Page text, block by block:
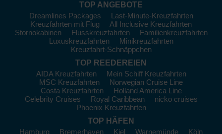
TOP ANGEBOTE
Dreamlines Packages
Last-Minute-Kreuzfahrten
Kreuzfahrten mit Flug
All Inclusive Kreuzfahrten
Stornokabinen
Flusskreuzfahrten
Familienkreuzfahrten
Luxuskreuzfahrten
Minikreuzfahrten
Kreuzfahrt-Schnäppchen
TOP REEDEREIEN
AIDA Kreuzfahrten
Mein Schiff Kreuzfahrten
MSC Kreuzfahrten
Norwegian Cruise Line
Costa Kreuzfahrten
Holland America Line
Celebrity Cruises
Royal Caribbean
nicko cruises
Phoenix Kreuzfahrten
TOP HÄFEN
Hamburg
Bremerhaven Kiel Warnemünde Köln